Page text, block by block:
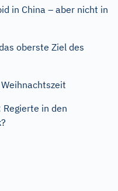
in China – aber nicht in
oberste Ziel des
Regierte in den